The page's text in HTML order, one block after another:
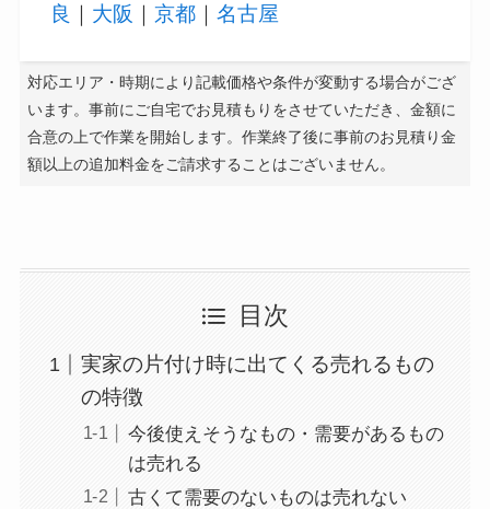
良 ｜ 大阪 ｜京都 ｜名古屋
対応エリア・時期により記載価格や条件が変動する場合がござ
います。事前にご自宅でお見積もりをさせていただき、金額に
合意の上で作業を開始します。作業終了後に事前のお見積り金
額以上の追加料金をご請求することはございません。
目次
実家の片付け時に出てくる売れるもの
の特徴
今後使えそうなもの・需要があるもの
は売れる
古くて需要のないものは売れない